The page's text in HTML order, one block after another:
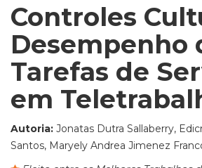
Controles
Desempenho
Tarefas de
em
Autoria: Jonatas Dutra Sallaberry,
Santos, Maryely Andrea Jimenez